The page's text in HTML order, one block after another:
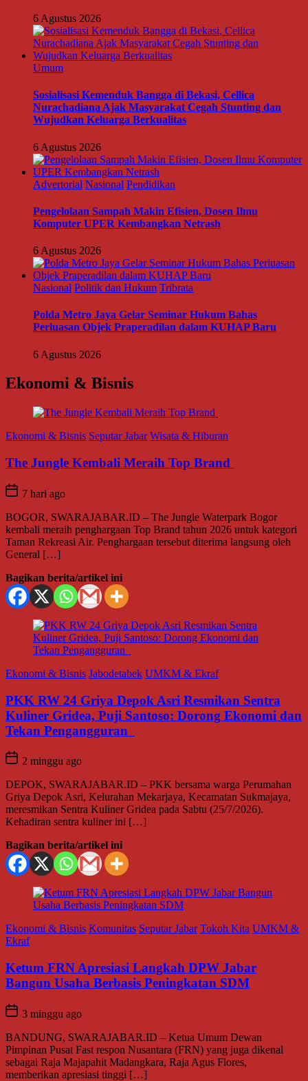
6 Agustus 2026
Umum
Sosialisasi Kemenduk Bangga di Bekasi, Cellica
Nurachadiana Ajak Masyarakat Cegah Stunting dan
Wujudkan Keluarga Berkualitas
6 Agustus 2026
Advertorial Nasional Pendidikan
Pengelolaan Sampah Makin Efisien, Dosen Ilmu
Komputer UPER Kembangkan Netrash
6 Agustus 2026
Nasional Politik dan Hukum Tribrata
Polda Metro Jaya Gelar Seminar Hukum Bahas
Perluasan Objek Praperadilan dalam KUHAP Baru
6 Agustus 2026
Ekonomi & Bisnis
Ekonomi & Bisnis Seputar Jabar Wisata & Hiburan
The Jungle Kembali Meraih Top Brand
7 hari ago
BOGOR, SWARAJABAR.ID – The Jungle Waterpark Bogor
kembali meraih penghargaan Top Brand tahun 2026 untuk kategori
Taman Rekreasi Air. Penghargaan tersebut diterima langsung oleh
General […]
Bagikan berita/artikel ini
Ekonomi & Bisnis Jabodetabek UMKM & Ekraf
PKK RW 24 Griya Depok Asri Resmikan Sentra
Kuliner Gridea, Puji Santoso: Dorong Ekonomi dan
Tekan Pengangguran
2 minggu ago
DEPOK, SWARAJABAR.ID – PKK bersama warga Perumahan
Griya Depok Asri, Kelurahan Mekarjaya, Kecamatan Sukmajaya,
meresmikan Sentra Kuliner Gridea pada Sabtu (25/7/2026).
Kehadiran sentra kuliner ini […]
Bagikan berita/artikel ini
Ekonomi & Bisnis Komunitas Seputar Jabar Tokoh Kita UMKM &
Ekraf
Ketum FRN Apresiasi Langkah DPW Jabar
Bangun Usaha Berbasis Peningkatan SDM
3 minggu ago
BANDUNG, SWARAJABAR.ID – Ketua Umum Dewan
Pimpinan Pusat Fast respon Nusantara (FRN) yang juga dikenal
sebagai Raja Majapahit Madangkara, Raja Agus Flores,
memberikan apresiasi tinggi […]